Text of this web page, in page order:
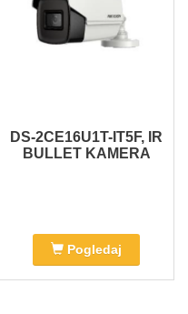
DS-2CE16U1T-IT5F, IR
BULLET KAMERA
Pogledaj